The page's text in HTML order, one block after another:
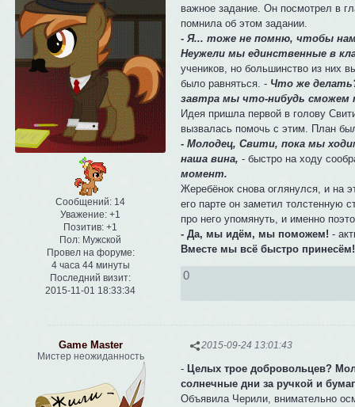
Сообщений: 14
Уважение: +1
Позитив: +1
Пол: Мужской
Провел на форуме:
4 часа 44 минуты
Последний визит:
2015-11-01 18:33:34
важное задание. Он посмотрел в
помнила об этом задании.
- Я... тоже не помню, чтобы нам
Неужели мы единственные в
учеников, но большинство из них
было равняться. - Что же
завтра мы что-нибудь сможем
Идея пришла первой в голову
вызвалась помочь с этим. План
- Молодец, Свити, пока мы
наша вина, - быстро на ходу
момент.
Жеребёнок снова оглянулся, и на
его парте он заметил толстенную
про него упомянуть, и именно
- Да, мы идём, мы поможем! -
Вместе мы всё быстро принесём!
0
2015-09-24 13:01:43
Game Master
Мистер неожиданность
- Целых трое добровольцев?
солнечные дни за ручкой и
Объявила Черили, внимательно